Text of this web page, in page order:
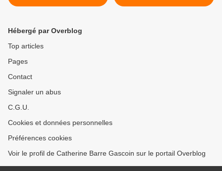
Hébergé par Overblog
Top articles
Pages
Contact
Signaler un abus
C.G.U.
Cookies et données personnelles
Préférences cookies
Voir le profil de Catherine Barre Gascoin sur le portail Overblog